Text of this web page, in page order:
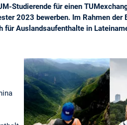
Studierende für einen
2023 bewerben. Im Rahmen der
Auslandsaufenthalte in